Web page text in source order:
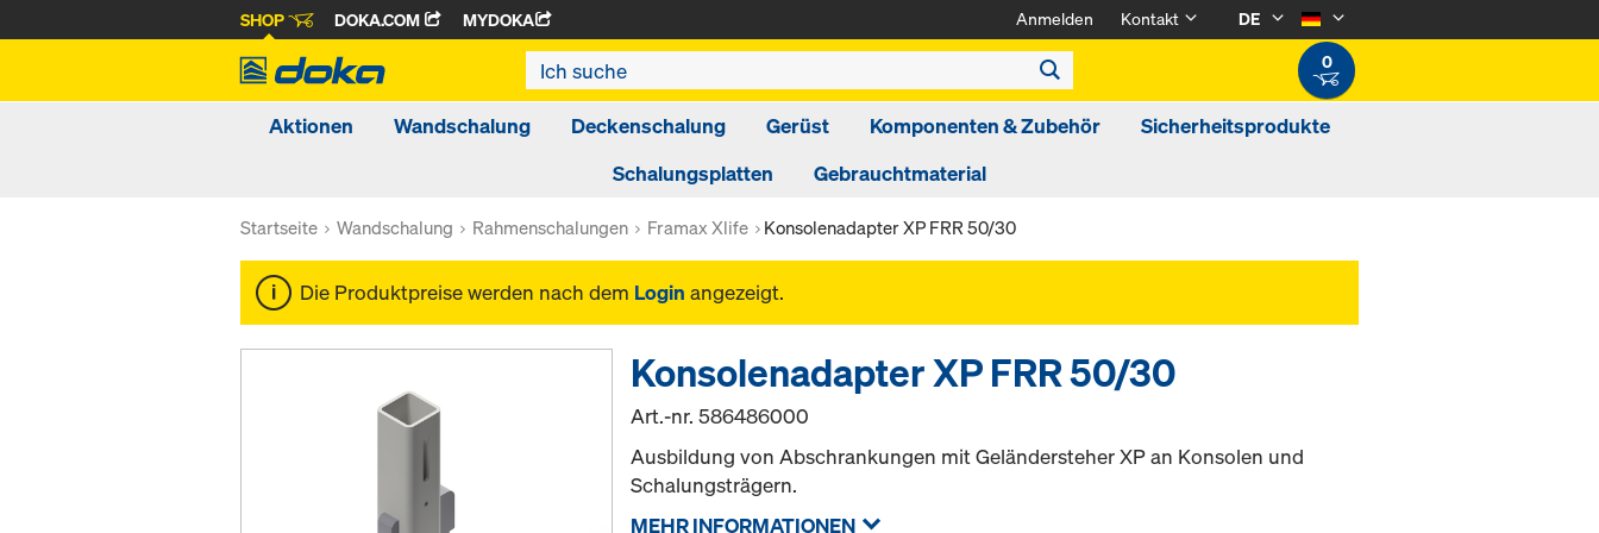
SHOP DOKA.COM MYDOKA Anmelden Kontakt
DE
0
Aktionen Wandschalung Deckenschalung Gerüst Komponenten & Zubehör
Sicherheitsprodukte
Schalungsplatten
Gebrauchtmaterial
Startseite Wandschalung Rahmenschalungen Framax Xlife Konsolenadapter XP FRR 50/30
Die Produktpreise werden nach dem Login angezeigt.
Konsolenadapter XP FRR 50/30
Art.-nr.586486000
Ausbildung von Abschrankungen mit Geländersteher XP an Konsolen und
Schalungsträgern.
MEHR INFORMATIONEN